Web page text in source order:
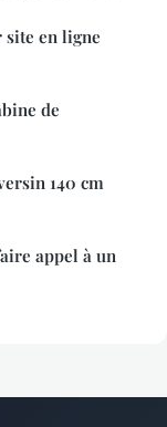
site en ligne
de
140 cm
appel à un